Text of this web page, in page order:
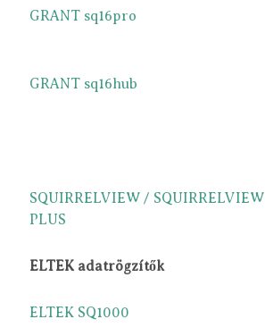
GRANT sq16pro
GRANT sq16hub
SQUIRRELVIEW / SQUIRRELVIEW
PLUS
ELTEK adatrögzítők
ELTEK SQ1000